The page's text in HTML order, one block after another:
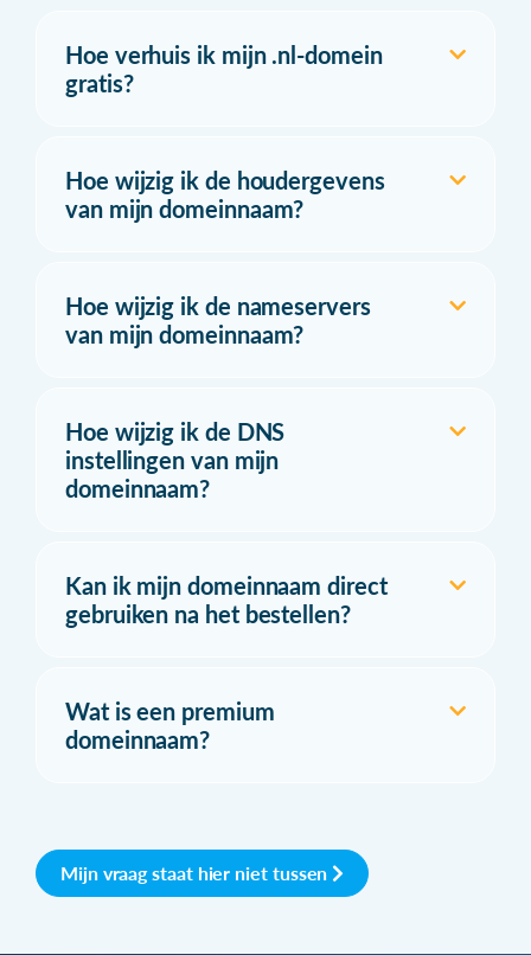
Hoe verhuis ik mijn .nl-domein
gratis?
Hoe wijzig ik de houdergevens
van mijn domeinnaam?
Hoe wijzig ik de nameservers
van mijn domeinnaam?
Hoe wijzig ik de DNS
instellingen van mijn
domeinnaam?
Kan ik mijn domeinnaam direct
gebruiken na het bestellen?
Wat is een premium
domeinnaam?
Mijn vraag staat hier niet tussen